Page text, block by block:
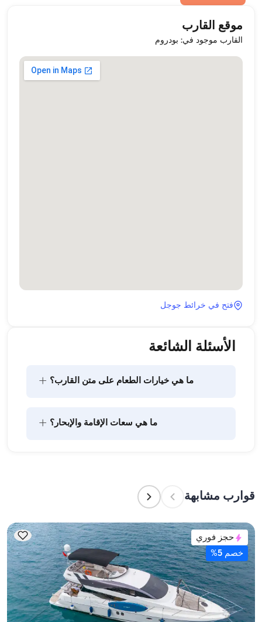
موقع القارب
القارب موجود في: بودروم
فتح في خرائط جوجل
الأسئلة الشائعة
ما هي خيارات الطعام على متن القارب؟ +
ما هي سعات الإقامة والإبحار؟ +
للإيجارات اليومية، فتنطبق سعة الإبحار.
قوارب مشابهة
حجز فوري
خصم 5%